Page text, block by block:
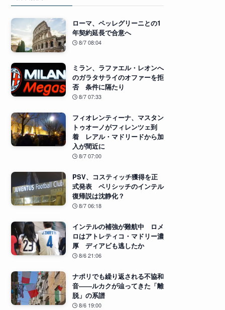
ローマ、ペッレグリーニとの1
年契約延長で合意へ
8/7 08:04
ミラン、ラファエル・レオンへ
のガラタサライのオファーを拒
否 条件に隔たり
8/7 07:33
フィオレンティーナ、マスタン
トゥオーノがフィレンツェ到
着 レアル・マドリードから加
入が間近に
8/7 07:00
PSV、コスティッチ獲得を正
式発表 ペリシッチのインテル
復帰説は沈静化？
8/7 06:18
インテルの補強が難航中 ロメ
ロはアトレティコ・マドリー濃
厚 ディアビも逃したか
8/6 21:06
ナポリでも繰り返される不協和
音――ルカクが辿ってきた「離
脱」の系譜
8/6 19:00